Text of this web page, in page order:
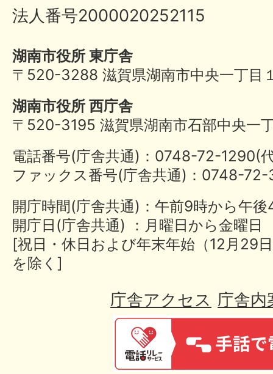
法人番号2000020252115
湖南市役所 東庁舎
〒520-3288 滋賀県湖南市中央一丁目
湖南市役所 西庁舎
〒520-3195 滋賀県湖南市石部中央一
電話番号(庁舎共通)：0748-72-
ファックス番号(庁舎共通)：0748-
開庁時間(庁舎共通)：午前9時から午
開庁日(庁舎共通) ：月曜日から金曜日
[祝日・休日および年末年始（12月29
を除く]
庁舎アクセス 庁舎内